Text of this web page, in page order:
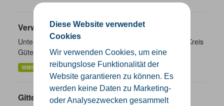
Diese Website verwendet
Cookies
Wir verwenden Cookies, um eine
reibungslose Funktionalität der
Website garantieren zu können. Es
werden keine Daten zu Marketing-
oder Analysezwecken gesammelt
Verwaltungsgrenzen
Unterschiedliche Ebenen der Verwaltungsgrenzen im Kreis
Gütersloh
WMS SHP GeoJSON KML
Gitternetze